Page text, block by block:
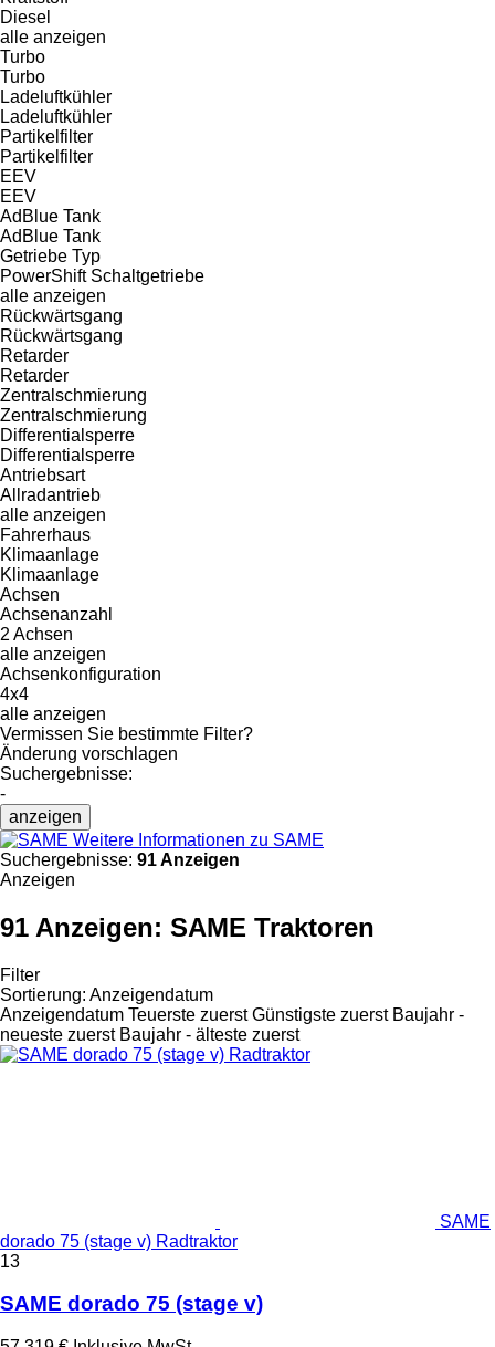
Diesel
alle anzeigen
Turbo
Turbo
Ladeluftkühler
Ladeluftkühler
Partikelfilter
Partikelfilter
EEV
EEV
AdBlue Tank
AdBlue Tank
Getriebe Typ
PowerShift Schaltgetriebe
alle anzeigen
Rückwärtsgang
Rückwärtsgang
Retarder
Retarder
Zentralschmierung
Zentralschmierung
Differentialsperre
Differentialsperre
Antriebsart
Allradantrieb
alle anzeigen
Fahrerhaus
Klimaanlage
Klimaanlage
Achsen
Achsenanzahl
2 Achsen
alle anzeigen
Achsenkonfiguration
4x4
alle anzeigen
Vermissen Sie bestimmte Filter?
Änderung vorschlagen
Suchergebnisse:
-
anzeigen
Weitere Informationen zu SAME
Suchergebnisse: 91 Anzeigen
Anzeigen
91 Anzeigen: SAME Traktoren
Filter
Sortierung: Anzeigendatum
Anzeigendatum Teuerste zuerst Günstigste zuerst Baujahr -
neueste zuerst Baujahr - älteste zuerst
SAME
dorado 75 (stage v) Radtraktor
13
SAME dorado 75 (stage v)